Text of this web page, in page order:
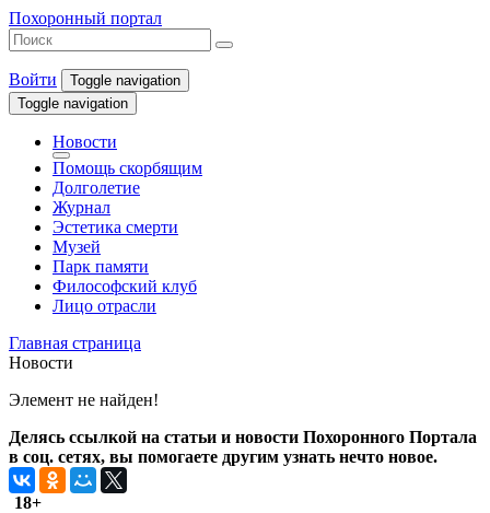
Похоронный портал
Войти
Toggle navigation
Toggle navigation
Новости
Помощь скорбящим
Долголетие
Журнал
Эстетика смерти
Музей
Парк памяти
Философский клуб
Лицо отрасли
Главная страница
Новости
Элемент не найден!
Делясь ссылкой на статьи и новости Похоронного Портала
в соц. сетях, вы помогаете другим узнать нечто новое.
18+